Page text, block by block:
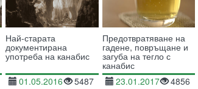
Най-старата
документирана
употреба на канабис
01.05.2016 5487
Предотвратяване на
гадене, повръщане и
загуба на тегло с
канабис
23.01.2017
4856